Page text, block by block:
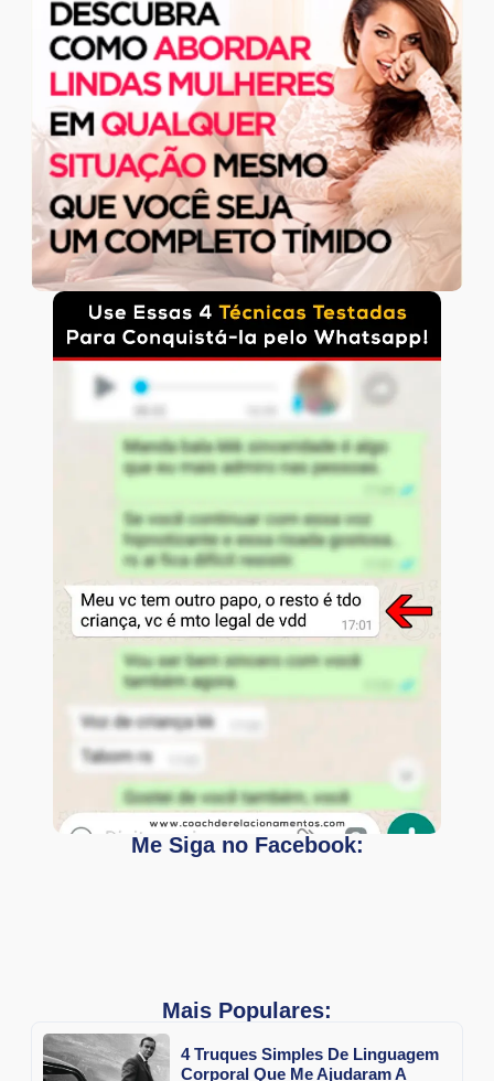
Me Siga no Facebook:
Mais Populares:
4 Truques Simples De Linguagem
Corporal Que Me Ajudaram A